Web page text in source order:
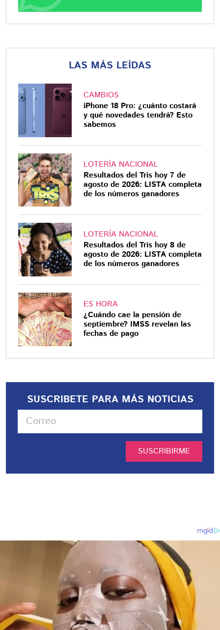
LAS MÁS LEÍDAS
CAMBIOS
iPhone 18 Pro: ¿cuánto costará
y qué novedades tendrá? Esto
sabemos
LOTERÍA NACIONAL
Resultados del Tris hoy 7 de
agosto de 2026: LISTA completa
de los números ganadores
LOTERÍA NACIONAL
Resultados del Tris hoy 8 de
agosto de 2026: LISTA completa
de los números ganadores
ES HORA
¿Cuándo cae la pensión de
septiembre? IMSS revelan las
fechas de pago
SUSCRIBETE PARA MÁS NOTICIAS
SUSCRIBIRME